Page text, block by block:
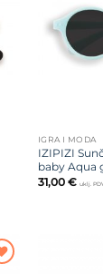
IGRA I MODA
IZIPIZI
baby Aqua
31,00 € uklj.